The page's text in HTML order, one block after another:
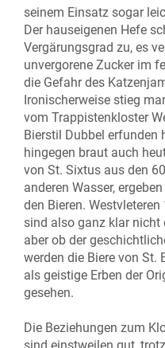
seinem Einsatz sogar
Der hauseigenen Hefe
Vergärungsgrad zu, es
unvergorene Zucker im
die Gefahr des
Ironischerweise stieg
vom Trappistenkloster
Bierstil Dubbel erfunden
hingegen braut auch
von St. Sixtus aus den
anderen Wasser,
den Bieren.
sind also ganz klar nicht
aber ob der
werden die Biere von St.
als geistige Erben der
gesehen.
Die Beziehungen zum